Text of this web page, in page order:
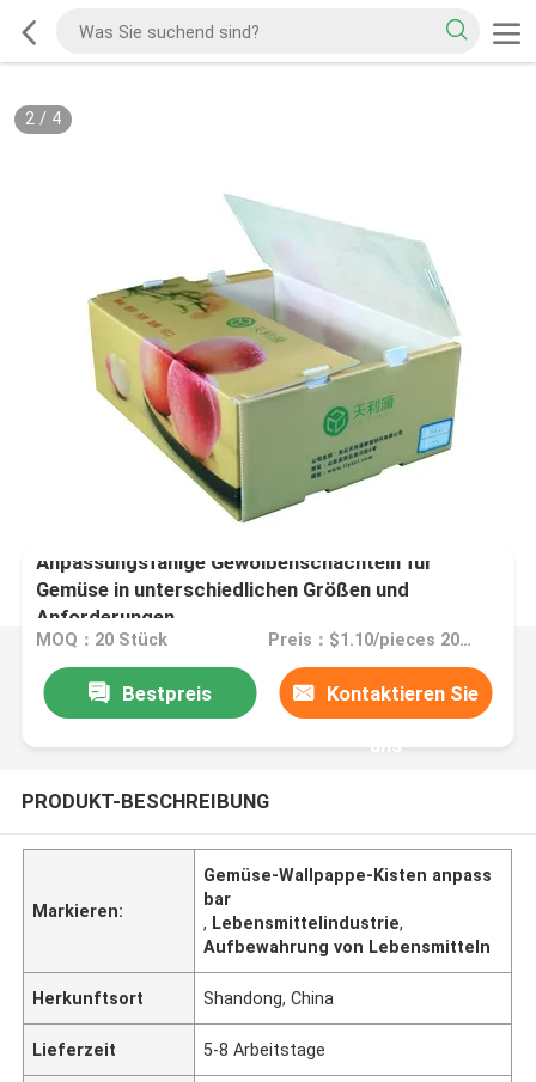
2/ 4
Anpassungsfähige Gewölbenschachteln für
Gemüse in unterschiedlichen Größen und
Anforderungen
MOQ：20 Stück Preis：$1.10/pieces 20-1999 pieces
Bestpreis Kontaktieren Sie
uns
PRODUKT-BESCHREIBUNG
Markieren:
Gemüse-Wallpappe-Kisten anpass
bar
, Lebensmittelindustrie,
Aufbewahrung von Lebensmitteln
Herkunftsort Shandong, China
Lieferzeit 5-8 Arbeitstage